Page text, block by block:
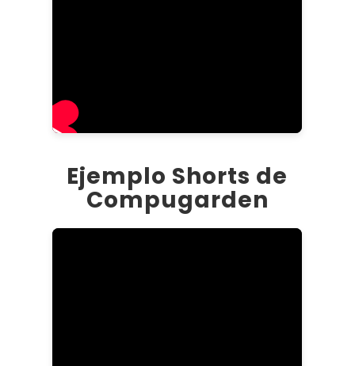
Ejemplo Shorts de
Compugarden